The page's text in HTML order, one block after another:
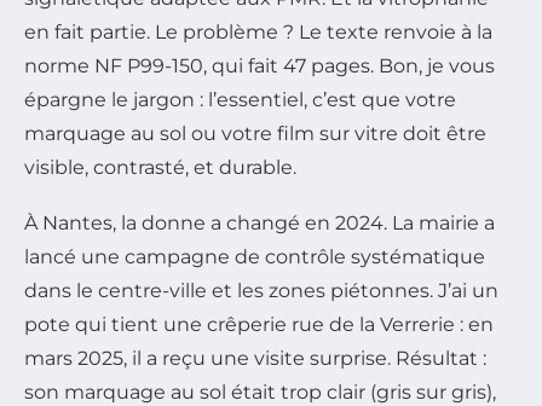
en fait partie. Le problème ? Le texte renvoie à la
norme NF P99-150, qui fait 47 pages. Bon, je vous
épargne le jargon : l’essentiel, c’est que votre
marquage au sol ou votre film sur vitre doit être
visible, contrasté, et durable.
À Nantes, la donne a changé en 2024. La mairie a
lancé une campagne de contrôle systématique
dans le centre-ville et les zones piétonnes. J’ai un
pote qui tient une crêperie rue de la Verrerie : en
mars 2025, il a reçu une visite surprise. Résultat :
son marquage au sol était trop clair (gris sur gris),